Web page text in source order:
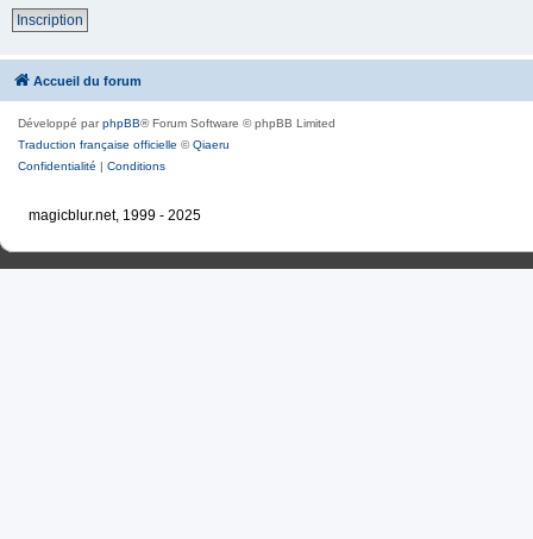
Inscription
Accueil du forum
Développé parphpBB® Forum Software © phpBB Limited
Traduction française officielle ©Qiaeru
Confidentialité | Conditions
magicblur.net, 1999 - 2025